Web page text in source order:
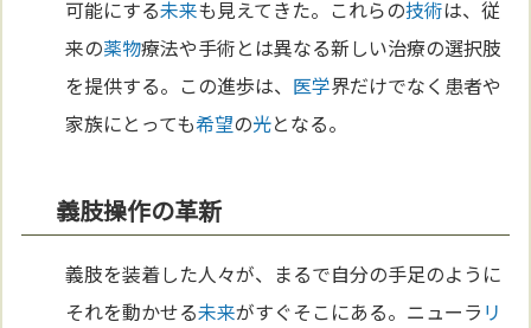
可能にする未来も見えてきた。これらの技術は、従
来の薬物療法や手術とは異なる新しい治療の選択肢
を提供する。この進歩は、 医学界だけでなく患者や
家族にとっても希望の光となる。
義肢操作の革新
義肢を装着した人々が、まるで自分の手足のように
それを動かせる未来がすぐそこにある。ニューラ リ